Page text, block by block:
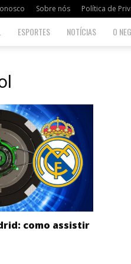
Sobre nós Política de
ESPORTES NOTÍCIAS O
como assistir